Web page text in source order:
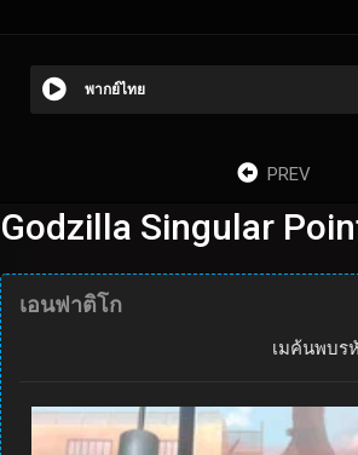
พากย์ไทย
PREV
Godzilla Singular
เอนฟาติโก
เมค้นพบร